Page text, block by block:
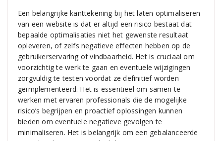
Een belangrijke kanttekening bij het laten optimaliseren
van een website is dat er altijd een risico bestaat dat
bepaalde optimalisaties niet het gewenste resultaat
opleveren, of zelfs negatieve effecten hebben op de
gebruikerservaring of vindbaarheid. Het is cruciaal om
voorzichtig te werk te gaan en eventuele wijzigingen
zorgvuldig te testen voordat ze definitief worden
geïmplementeerd. Het is essentieel om samen te
werken met ervaren professionals die de mogelijke
risico’s begrijpen en proactief oplossingen kunnen
bieden om eventuele negatieve gevolgen te
minimaliseren. Het is belangrijk om een gebalanceerde